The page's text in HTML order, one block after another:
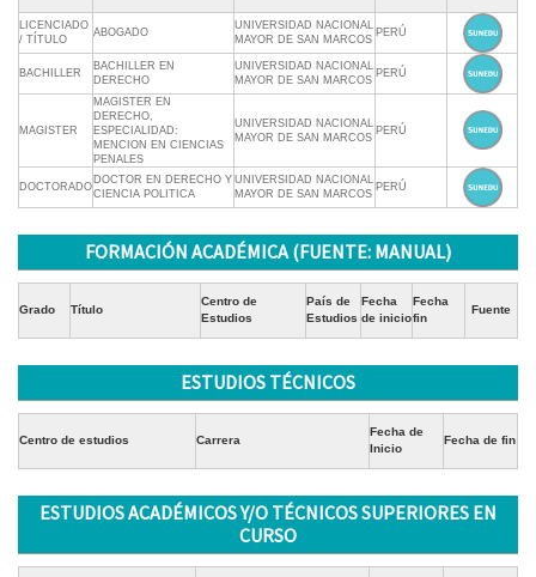
LICENCIADO
/ TÍTULO
ABOGADO
UNIVERSIDAD NACIONAL
MAYOR DE SAN MARCOS
PERÚ
BACHILLER
BACHILLER EN
DERECHO
UNIVERSIDAD NACIONAL
MAYOR DE SAN MARCOS
PERÚ
MAGISTER
MAGISTER EN
DERECHO,
ESPECIALIDAD:
MENCION EN CIENCIAS
PENALES
UNIVERSIDAD NACIONAL
MAYOR DE SAN MARCOS
PERÚ
DOCTORADO
DOCTOR EN DERECHO Y
CIENCIA POLITICA
UNIVERSIDAD NACIONAL
MAYOR DE SAN MARCOS
PERÚ
FORMACIÓN ACADÉMICA (FUENTE: MANUAL)
Grado Título
Centro de
Estudios
País de
Estudios
Fecha
de inicio
Fecha
fin
Fuente
ESTUDIOS TÉCNICOS
Centro de estudios Carrera
Fecha de
Inicio
Fecha de fin
ESTUDIOS ACADÉMICOS Y/O TÉCNICOS SUPERIORES EN
CURSO